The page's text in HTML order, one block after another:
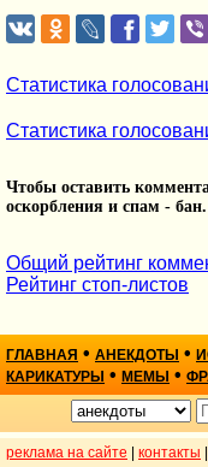
Статистика
Статистика
Чтобы оставить
оскорбления и спам - бан.
Общий рейтинг
Рейтинг стоп-листов
ГЛАВНАЯ • АНЕКДОТЫ •
КАРИКАТУРЫ • МЕМЫ •
реклама на сайте контакты